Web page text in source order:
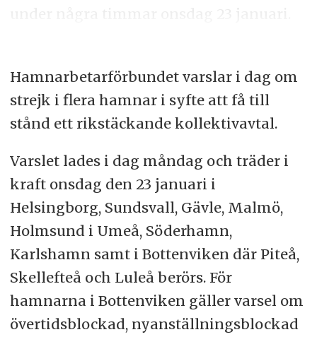
Hamnarbetarförbundet varslar i dag om
strejk i flera hamnar i syfte att få till
stånd ett rikstäckande kollektivavtal.
Varslet lades i dag måndag och träder i
kraft onsdag den 23 januari i
Helsingborg, Sundsvall, Gävle, Malmö,
Holmsund i Umeå, Söderhamn,
Karlshamn samt i Bottenviken där Piteå,
Skellefteå och Luleå berörs. För
hamnarna i Bottenviken gäller varsel om
övertidsblockad, nyanställningsblockad